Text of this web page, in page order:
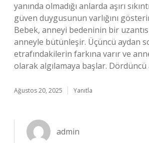
yanında olmadığı anlarda aşırı
güven duygusunun varlığını
Bebek, anneyi bedeninin bir
anneyle bütünleşir. Üçüncü aydan
etrafındakilerin farkına varır ve
olarak algılamaya başlar.
Ağustos 20, 2025 Yanıtla
admin